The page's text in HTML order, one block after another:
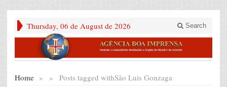
Thursday, 06 de August de 2026 Search
Home » Posts tagged with
» São Luis Gonzaga